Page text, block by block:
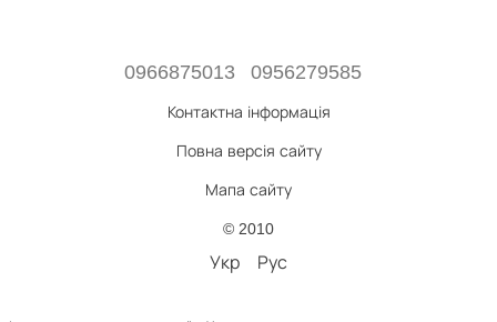
0966875013 0956279585
Контактна інформація
Повна версія сайту
Мапа сайту
© 2010
Укр Рус